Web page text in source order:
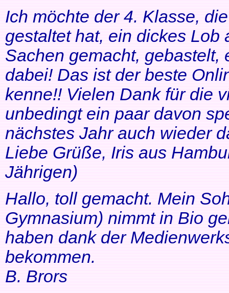
Ich möchte der 4. Klasse,
gestaltet hat, ein dickes Lob
Sachen gemacht, gebastelt,
dabei! Das ist der beste
kenne!! Vielen Dank für die
unbedingt ein paar davon
nächstes Jahr auch wieder
Liebe Grüße, Iris aus
Jährigen)
Hallo, toll gemacht. Mein
Gymnasium) nimmt in Bio
haben dank der
bekommen.
B. Brors